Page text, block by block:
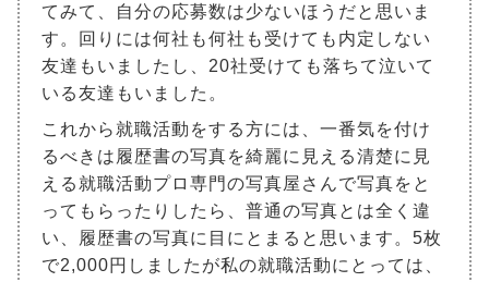
てみて、自分の応募数は少ないほうだと思いま
す。回りには何社も何社も受けても内定しない
友達もいましたし、20社受けても落ちて泣いて
いる友達もいました。
これから就職活動をする方には、一番気を付け
るべきは履歴書の写真を綺麗に見える清楚に見
える就職活動プロ専門の写真屋さんで写真をと
ってもらったりしたら、普通の写真とは全く違
い、履歴書の写真に目にとまると思います。5枚
で2,000円しましたが私の就職活動にとっては、